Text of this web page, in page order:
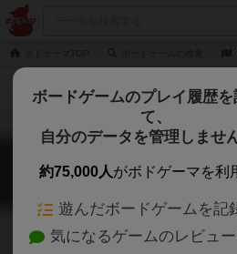
クレイジー・
Crazy Circus
ボードゲームのプレイ履歴を
て、
自分のデータを管理しませ
約75,000人がボドゲーマを利
遊んだボードゲームを記
気になるゲームのレビュ